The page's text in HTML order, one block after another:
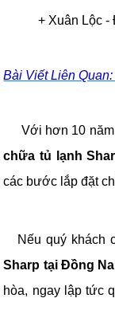
+ Xuân Lộc-
Bài Viết Liên
Với hơn 10
chữa tủ lạnh
các bước lắp đặt
Nếu quý khách
Sharp tại Đồng
hòa, ngay lập tức